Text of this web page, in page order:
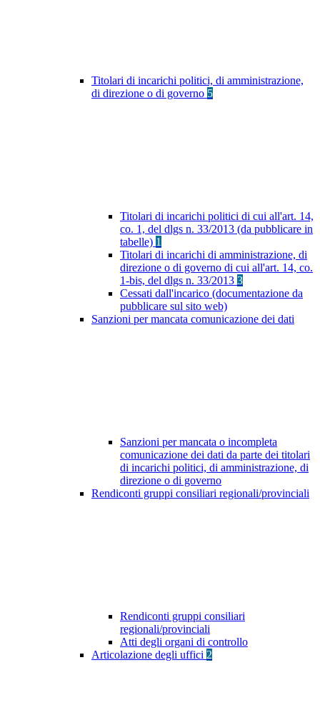
Titolari di incarichi politici, di amministrazione,
di direzione o di governo 5
Titolari di incarichi politici di cui all'art. 14,
co. 1, del dlgs n. 33/2013 (da pubblicare in
tabelle) 1
Titolari di incarichi di amministrazione, di
direzione o di governo di cui all'art. 14, co.
1-bis, del dlgs n. 33/2013 3
Cessati dall'incarico (documentazione da
pubblicare sul sito web)
Sanzioni per mancata comunicazione dei dati
Sanzioni per mancata o incompleta
comunicazione dei dati da parte dei titolari
di incarichi politici, di amministrazione, di
direzione o di governo
Rendiconti gruppi consiliari regionali/provinciali
Rendiconti gruppi consiliari
regionali/provinciali
Atti degli organi di controllo
Articolazione degli uffici 2